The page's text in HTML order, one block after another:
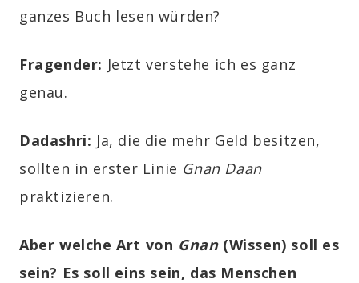
ganzes Buch lesen würden?
Fragender: Jetzt verstehe ich es ganz
genau.
Dadashri: Ja, die die mehr Geld besitzen,
sollten in erster Linie Gnan Daan
praktizieren.
Aber welche Art von Gnan(Wissen) soll es
sein? Es soll eins sein, das Menschen